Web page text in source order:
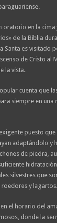
oratorio en la
de la Biblia
Santa es visitado
de Cristo al
la vista.
cuenta que
siempre en una
puesto
adaptándolo y
de piedra,
silvestres que
roedores y lagartos.
el horario del
donde la